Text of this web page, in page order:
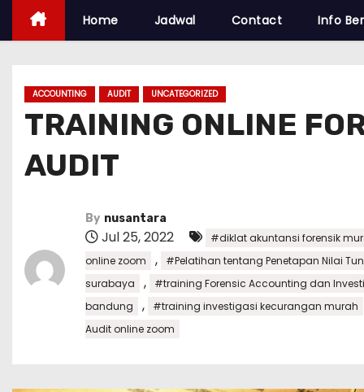
Home Jadwal Contact Info
ACCOUNTING AUDIT UNCATEGORIZED
TRAINING ONLINE
AUDIT
By nusantara
Jul 25, 2022
#diklat akuntansi forensik
online zoom
,
#Pelatihan tentang Penetapan Nilai
surabaya
,
#training Forensic Accounting dan
bandung
,
#training investigasi kecurangan murah
Audit online zoom